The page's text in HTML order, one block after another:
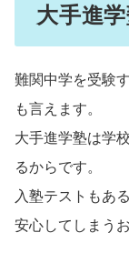
大手進
難関中学を受験
も言えます。
大手進学塾は学
るからです。
入塾テストもあ
安心してしまう